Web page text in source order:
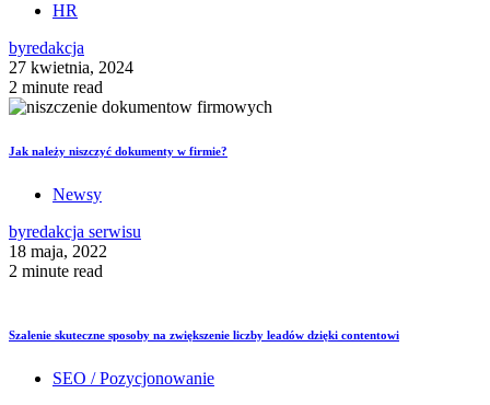
HR
byredakcja
27 kwietnia, 2024
2 minute read
Jak należy niszczyć dokumenty w firmie?
Newsy
byredakcja serwisu
18 maja, 2022
2 minute read
Szalenie skuteczne sposoby na zwiększenie liczby leadów dzięki contentowi
SEO / Pozycjonowanie